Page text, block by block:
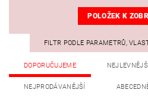
POLOŽEK K
FILTR PODLE PARAMETRŮ,
DOPORUČUJEME
NEJPRODÁVANĚJŠÍ